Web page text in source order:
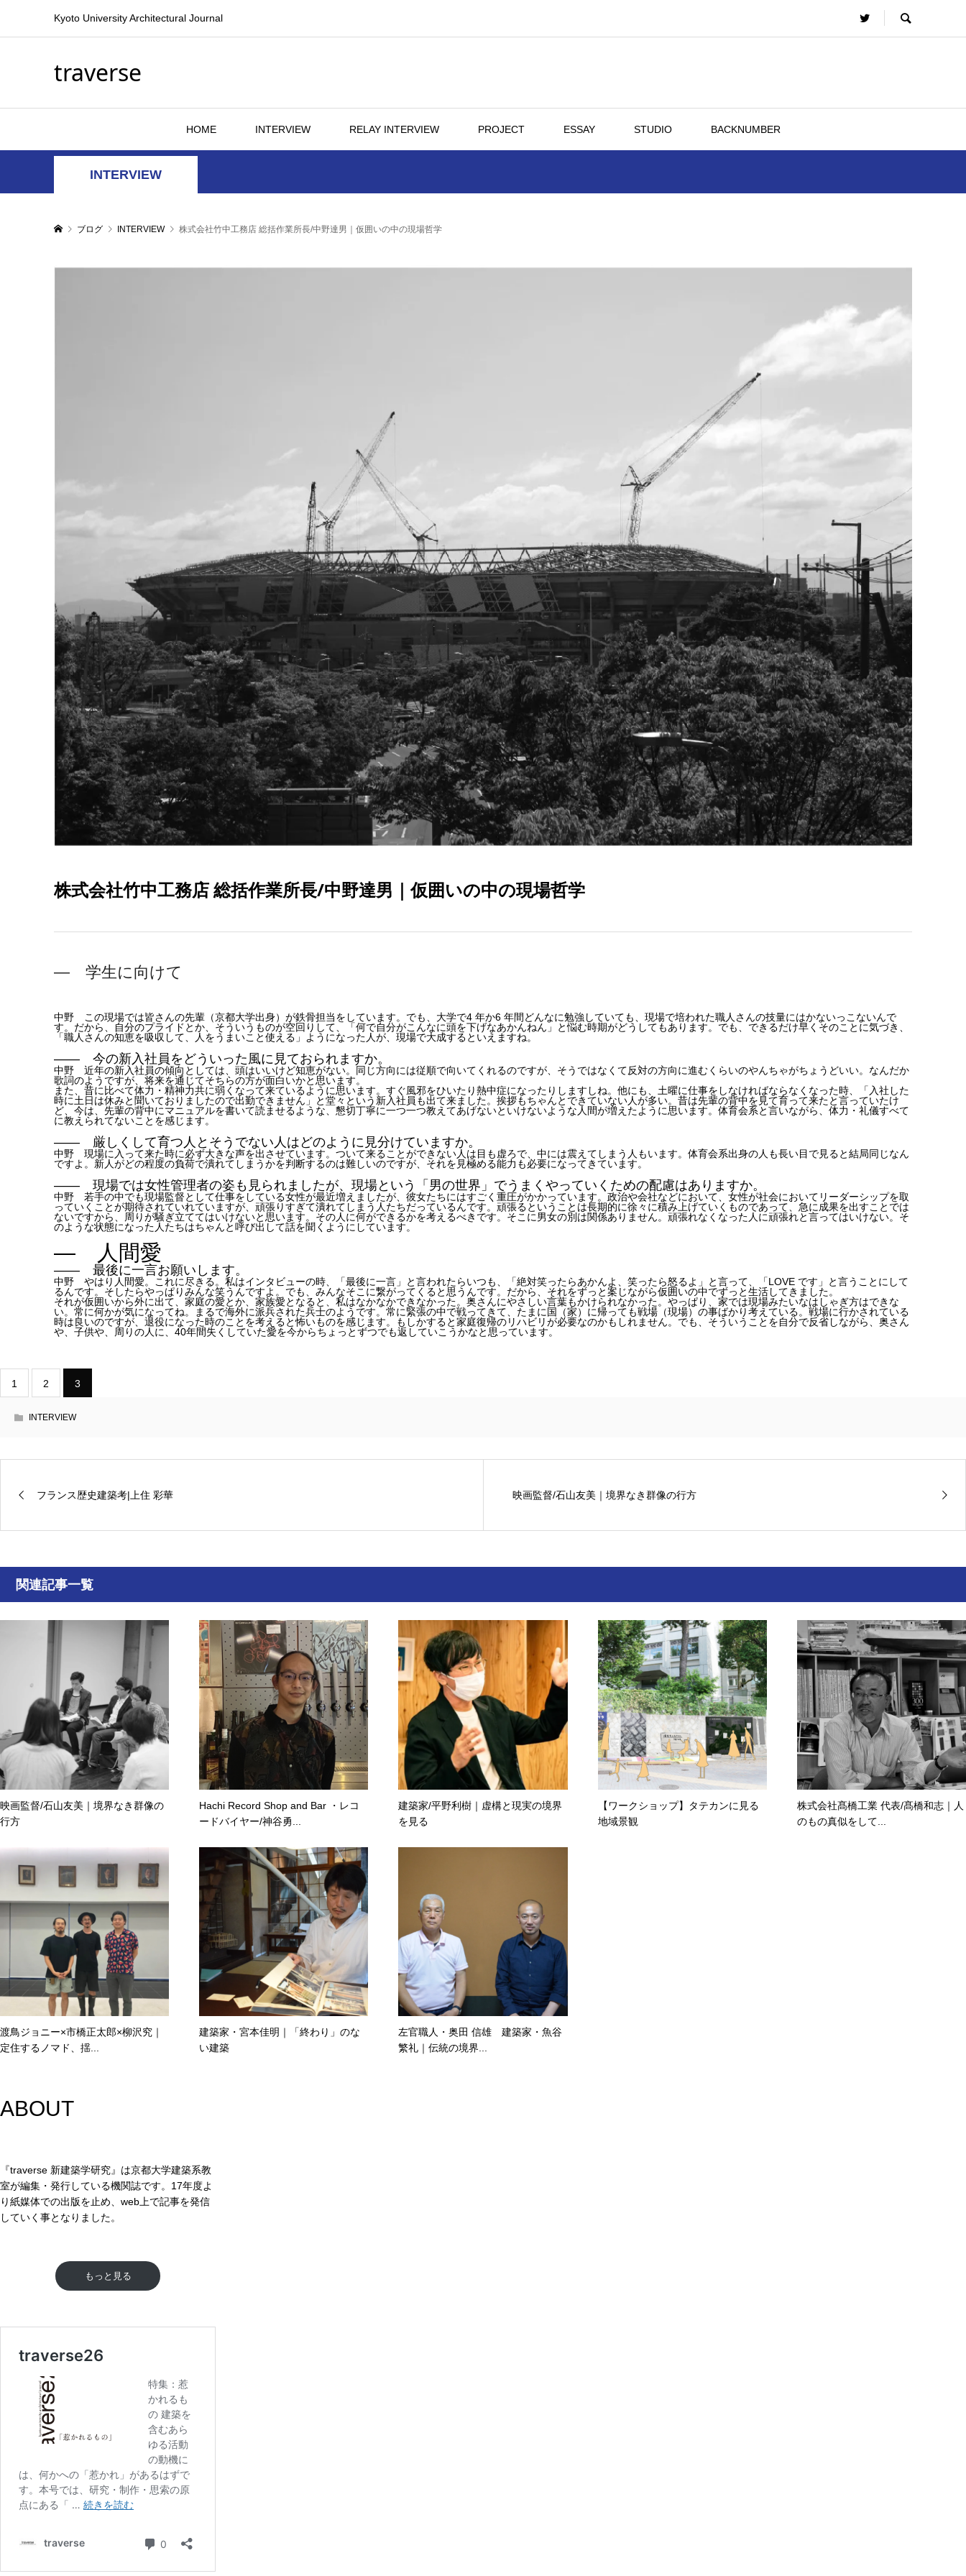
Kyoto University Architectural Journal
traverse
HOME INTERVIEW RELAY INTERVIEW PROJECT ESSAY STUDIO BACKNUMBER
INTERVIEW
ブログ INTERVIEW 株式会社竹中工務店 総括作業所長/中野達男｜仮囲いの中の現場哲学
株式会社竹中工務店 総括作業所長/中野達男｜仮囲いの中の現場哲学
― 学生に向けて
中野 この現場では皆さんの先輩（京都大学出身）が鉄骨担当をしています。でも、大学で4 年か6 年間どんなに勉強していても、現場で培われた職人さんの技量にはかないっこないんで
す。だから、自分のプライドとか、そういうものが空回りして、「何で自分がこんなに頭を下げなあかんねん」と悩む時期がどうしてもあります。でも、できるだけ早くそのことに気づき、
「職人さんの知恵を吸収して、人をうまいこと使える」ようになった人が、現場で大成するといえますね。
―― 今の新入社員をどういった風に見ておられますか。
中野 近年の新入社員の傾向としては、頭はいいけど知恵がない。同じ方向には従順で向いてくれるのですが、そうではなくて反対の方向に進むくらいのやんちゃがちょうどいい。なんだか
歌詞のようですが、将来を通じてそちらの方が面白いかと思います。
また、昔に比べて体力・精神力共に弱くなって来ているように思います。すぐ風邪をひいたり熱中症になったりしますしね。他にも、土曜に仕事をしなければならなくなった時、「入社した
時に土日は休みと聞いておりましたので出勤できません」と堂々という新入社員も出て来ました。挨拶もちゃんとできていない人が多い。昔は先輩の背中を見て育って来たと言っていたけ
ど、今は、先輩の背中にマニュアルを書いて読ませるような、懇切丁寧に一つ一つ教えてあげないといけないような人間が増えたように思います。体育会系と言いながら、体力・礼儀すべて
に教えられてないことを感じます。
―― 厳しくして育つ人とそうでない人はどのように見分けていますか。
中野 現場に入って来た時に必ず大きな声を出させています。ついて来ることができない人は目も虚ろで、中には震えてしまう人もいます。体育会系出身の人も長い目で見ると結局同じなん
ですよ。新人がどの程度の負荷で潰れてしまうかを判断するのは難しいのですが、それを見極める能力も必要になってきています。
―― 現場では女性管理者の姿も見られましたが、現場という「男の世界」でうまくやっていくための配慮はありますか。
​中野 若手の中でも現場監督として仕事をしている女性が最近増えましたが、彼女たちにはすごく重圧がかかっています。政治や会社などにおいて、女性が社会においてリーダーシップを取
っていくことが期待されていれていますが、頑張りすぎて潰れてしまう人たちだっているんです。頑張るということは長期的に徐々に積み上げていくものであって、急に成果を出すことでは
ないですから、周りが騒ぎ立ててはいけないと思います。その人に何ができるかを考えるべきです。そこに男女の別は関係ありません。頑張れなくなった人に頑張れと言ってはいけない。そ
のような状態になった人たちはちゃんと呼び出して話を聞くようにしています。
― 人間愛
―― 最後に一言お願いします。
中野 やはり人間愛。これに尽きる。私はインタビューの時、「最後に一言」と言われたらいつも、「絶対笑ったらあかんよ、笑ったら怒るよ」と言って、「LOVE です」と言うことにして
るんです。そしたらやっぱりみんな笑うんですよ。でも、みんなそこに繋がってくると思うんです。だから、それをずっと案じながら仮囲いの中でずっと生活してきました。
それが仮囲いから外に出て、家庭の愛とか、家族愛となると、私はなかなかできなかった。奥さんにやさしい言葉もかけられなかった。やっぱり、家では現場みたいなはしゃぎ方はできな
い。常に何かが気になってね。まるで海外に派兵された兵士のようです。常に緊張の中で戦ってきて、たまに国（家）に帰っても戦場（現場）の事ばかり考えている。戦場に行かされている
時は良いのですが、退役になった時のことを考えると怖いものを感じます。もしかすると家庭復帰のリハビリが必要なのかもしれません。でも、そういうことを自分で反省しながら、奥さん
や、子供や、周りの人に、40年間失くしていた愛を今からちょっとずつでも返していこうかなと思っています。
1 2 3
INTERVIEW
フランス歴史建築考|上住 彩華 映画監督/石山友美｜境界なき群像の行方
関連記事一覧
映画監督/石山友美｜境界なき群像の
行方
Hachi Record Shop and Bar ・レコ
ードバイヤー/神谷勇...
建築家/平野利樹｜虚構と現実の境界
を見る
【ワークショップ】タテカンに見る
地域景観
株式会社髙橋工業 代表/髙橋和志｜人
のもの真似をして...
渡鳥ジョニー×市橋正太郎×柳沢究｜
定住するノマド、揺...
建築家・宮本佳明｜「終わり」のな
い建築
左官職人・奥田 信雄 建築家・魚谷
繁礼｜伝統の境界...
ABOUT
『traverse 新建築学研究』は京都大学建築系教
室が編集・発行している機関誌です。17年度よ
り紙媒体での出版を止め、web上で記事を発信
していく事となりました。
もっと見る